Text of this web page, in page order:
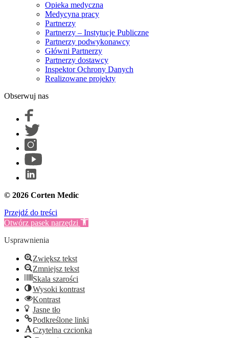
Opieka medyczna
Medycyna pracy
Partnerzy
Partnerzy – Instytucje Publiczne
Partnerzy podwykonawcy
Główni Partnerzy
Partnerzy dostawcy
Inspektor Ochrony Danych
Realizowane projekty
Obserwuj nas
© 2026 Corten Medic
Przejdź do treści
Otwórz pasek narzędzi
Usprawnienia
Zwiększ tekst
Zmniejsz tekst
Skala szarości
Wysoki kontrast
Kontrast
Jasne tło
Podkreślone linki
Czytelna czcionka